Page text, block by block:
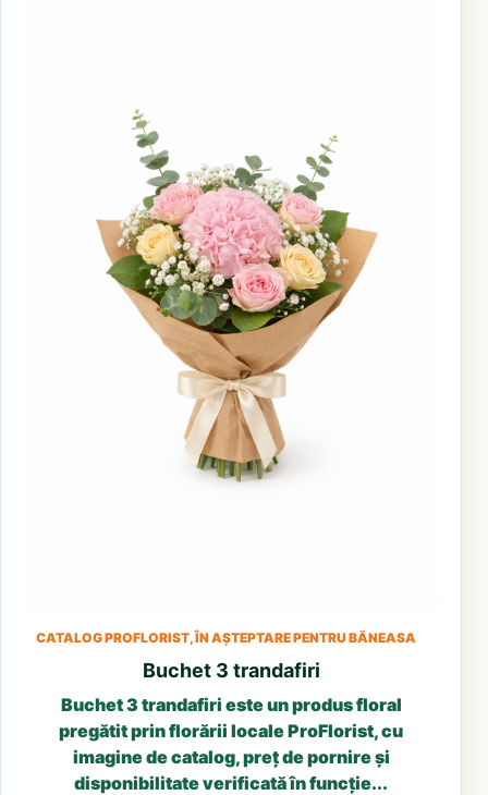
CATALOG PROFLORIST, ÎN AȘTEPTARE PENTRU BĂNEASA
Buchet 3 trandafiri
Buchet 3 trandafiri este un produs floral
pregătit prin florării locale ProFlorist, cu
imagine de catalog, preț de pornire și
disponibilitate verificată în funcție...